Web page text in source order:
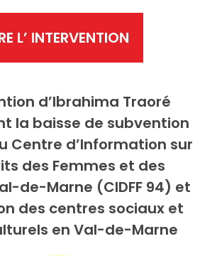
L’ INTERVENTION
d’Ibrahima Traoré
la baisse de subvention
Centre d’Information sur
des Femmes et des
de-Marne (CIDFF 94) et
des centres sociaux et
en Val-de-Marne